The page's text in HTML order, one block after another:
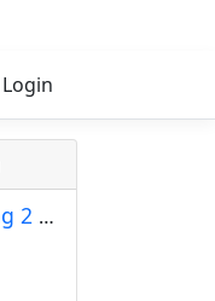
Login
Thuyền Neo Bến Mộng 2 (Tl)